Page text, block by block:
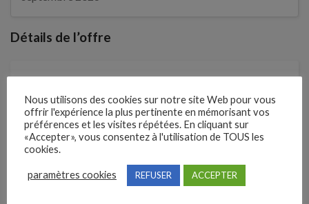
Détails de l’offre
METIER INTERIM ET CDI MONTAIGU
Référence
Nous utilisons des cookies sur notre site Web pour vous
offrir l'expérience la plus pertinente en mémorisant vos
préférences et les visites répétées. En cliquant sur
«Accepter», vous consentez à l'utilisation de TOUS les
cookies.
paramètres cookies REFUSER ACCEPTER